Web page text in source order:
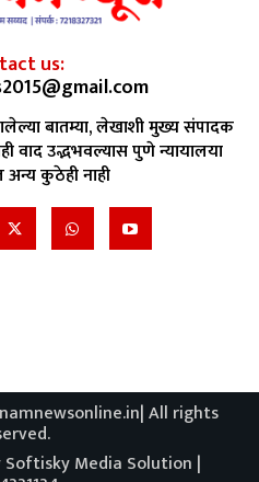
us:
बातम्या, लेखाशी मुख्य संपादक
वाद उद्भभवल्यास पुणे न्यायालया
अन्य कुठेही नाही
All rights
Media Solution |